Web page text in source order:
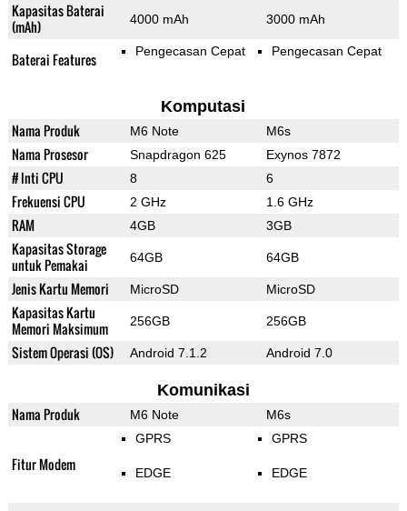
Kapasitas Baterai
(mAh)
4000 mAh 3000 mAh
Baterai Features Pengecasan Cepat Pengecasan Cepat
Komputasi
Nama Produk M6 Note M6s
Nama Prosesor Snapdragon 625 Exynos 7872
# Inti CPU 8 6
Frekuensi CPU 2 GHz 1.6 GHz
RAM 4GB 3GB
Kapasitas Storage
untuk Pemakai
64GB 64GB
Jenis Kartu Memori MicroSD MicroSD
Kapasitas Kartu
Memori Maksimum
256GB 256GB
Sistem Operasi (OS) Android 7.1.2 Android 7.0
Komunikasi
Nama Produk M6 Note M6s
Fitur Modem
GPRS
EDGE
GPRS
EDGE